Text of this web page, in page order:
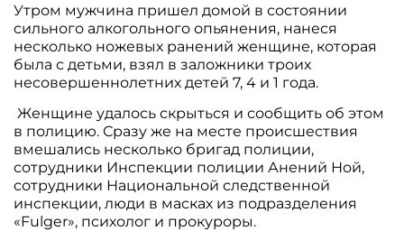
Утром мужчина пришел домой в состоянии
сильного алкогольного опьянения, нанеся
несколько ножевых ранений женщине, которая
была с детьми, взял в заложники троих
несовершеннолетних детей 7, 4 и 1 года.
Женщине удалось скрыться и сообщить об этом
в полицию. Сразу же на месте происшествия
вмешались несколько бригад полиции,
сотрудники Инспекции полиции Анений Ной,
сотрудники Национальной следственной
инспекции, люди в масках из подразделения
«Fulger», психолог и прокуроры.